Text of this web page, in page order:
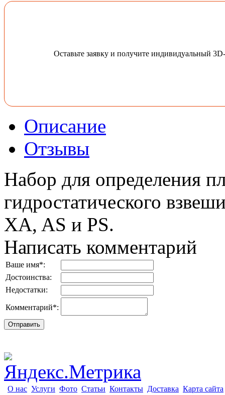
Оставьте заявку и получите индивидуальный
Описание
Отзывы
Набор для определения
гидростатического
XA, AS и PS.
Написать комментарий
Ваше имя*:
Достоинства:
Недостатки:
Комментарий*:
О нас Услуги Фото Статьи Контакты Доставка Карта сайта